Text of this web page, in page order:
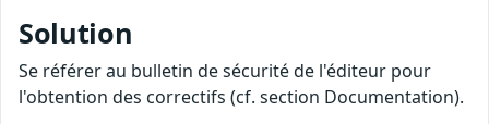
Solution
Se référer au bulletin de sécurité de l'éditeur pour
l'obtention des correctifs (cf. section Documentation).